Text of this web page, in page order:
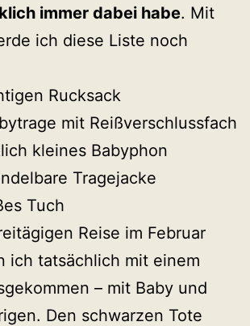
immer dabei habe. Mit
ich diese Liste noch
Rucksack
mit Reißverschlussfach
kleines Babyphon
Tragejacke
Tuch
Reise im Februar
ich tatsächlich mit einem
– mit Baby und
Den schwarzen Tote